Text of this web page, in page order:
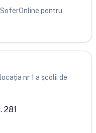
pentru
nr 1 a școlii de
281